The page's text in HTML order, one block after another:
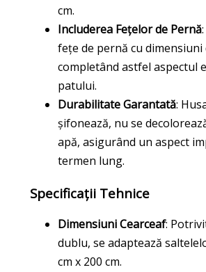
cm.
Includerea Fețelor de Pernă
fețe de pernă cu dimensiuni
completând astfel aspectul
patului.
Durabilitate Garantată:
șifonează, nu se
apă, asigurând un aspect
termen lung.
Specificații Tehnice
Dimensiuni Cearceaf:
dublu, se adaptează
cm x 200 cm.